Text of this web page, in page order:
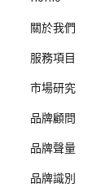
關於我們
服務項目
市場研究
品牌顧問
品牌聲量
品牌識別